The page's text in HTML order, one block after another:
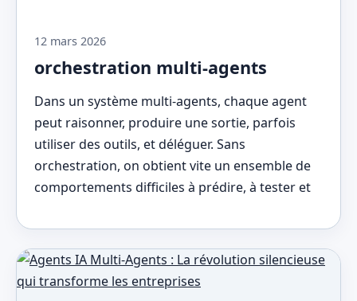
12 mars 2026
orchestration multi-agents
Dans un système multi-agents, chaque agent
peut raisonner, produire une sortie, parfois
utiliser des outils, et déléguer. Sans
orchestration, on obtient vite un ensemble de
comportements difficiles à prédire, à tester et